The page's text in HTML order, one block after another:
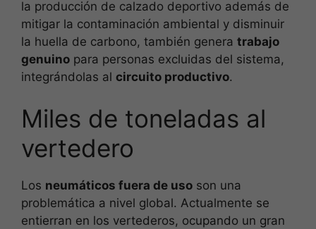
la producción de calzado deportivo además de
mitigar la contaminación ambiental y disminuir
la huella de carbono, también genera trabajo
genuino para personas excluidas del sistema,
integrándolas al circuito productivo.
Miles de toneladas al
vertedero
Los neumáticos fuera de uso son una
problemática a nivel global. Actualmente se
entierran en los vertederos, ocupando un gran